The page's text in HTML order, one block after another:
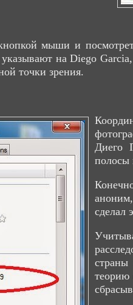
мыши и
указывают на Diego
точки зрения.
Диего
полосы
сделал
страны
теорию